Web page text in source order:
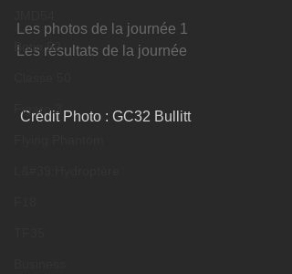
Botin 52
Figaro 3
Les photos de la journée 1
Les résultats de la journée
Crédit Photo : GC32 Bullitt